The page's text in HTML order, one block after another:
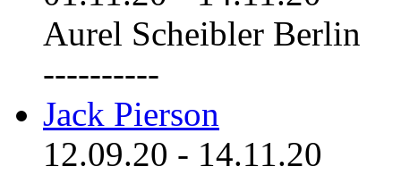
Aurel Scheibler Berlin
----------
Jack Pierson
12.09.20 - 14.11.20